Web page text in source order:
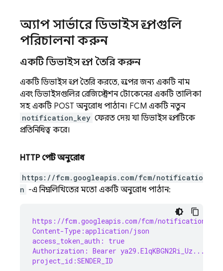
অ্যাপ সার্ভারে ডিভাইস গ্রুপগুলি
পরিচালনা করুন
একটি ডিভাইস গ্রুপ তৈরি করুন
একটি ডিভাইস গ্রুপ তৈরি করতে, গ্রুপের জন্য একটি নাম
এবং ডিভাইসগুলির রেজিস্ট্রেশন টোকেনের একটি তালিকা
সহ একটি POST অনুরোধ পাঠান। FCM একটি নতুন
notification_key ফেরত দেয় যা ডিভাইস গ্রুপটিকে
প্রতিনিধিত্ব করে।
HTTP পোস্ট অনুরোধ
https://fcm.googleapis.com/fcm/notificatio
n -এ নিম্নলিখিতের মতো একটি অনুরোধ পাঠান:
https://fcm.googleapis.com/fcm/notification
Content-Type:application/json
access_token_auth: true
Authorization: Bearer
project_id:SENDER_ID